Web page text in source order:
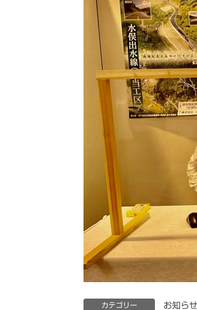
カテゴリー お知らせ